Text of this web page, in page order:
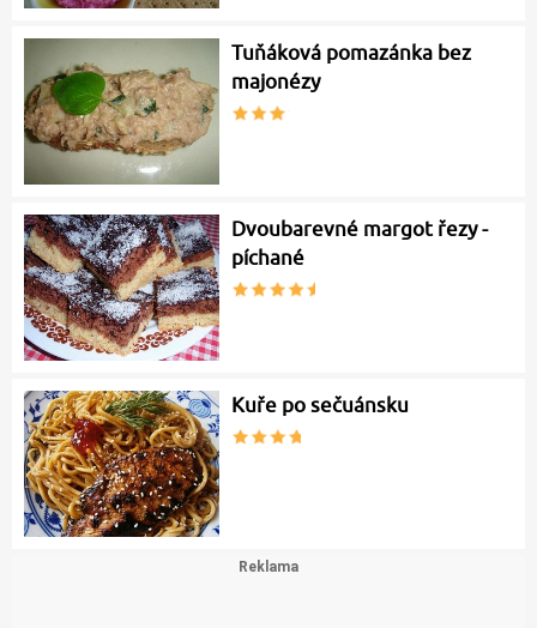
Tuňáková pomazánka bez
majonézy
Dvoubarevné margot řezy -
píchané
Kuře po sečuánsku